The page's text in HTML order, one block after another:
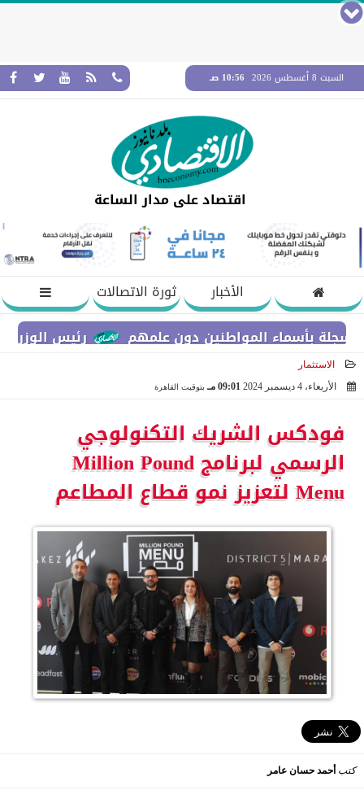
السبت 8 أغسطس 2026 10:56 صـ
اقتصاد على مدار الساعة
الأخبار
ثورة الاتصالات
رئيس الوزراء
المواطنين دون علمهم
الاستثمار
الأربعاء، 4 ديسمبر 2024
09:01 مـ بتوقيت القاهرة
فودكس الشريك التكنولوجي
الرسمي لبرنامج Million Pound
Menu لتعزيز نمو قطاع المطاعم
كتب أحمد حسان عامر